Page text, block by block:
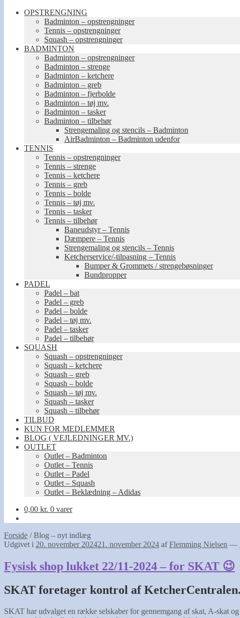
OPSTRENGNING
Badminton – opstrengninger
Tennis – opstrengninger
Squash – opstrengninger
BADMINTON
Badminton – opstrengninger
Badminton – strenge
Badminton – ketchere
Badminton – greb
Badminton – fjerbolde
Badminton – tøj mv.
Badminton – tasker
Badminton – tilbehør
Strengemaling og stencils – Badminton
AirBadminton – Badminton udenfor
TENNIS
Tennis – opstrengninger
Tennis – strenge
Tennis – ketchere
Tennis – greb
Tennis – bolde
Tennis – tøj mv.
Tennis – tasker
Tennis – tilbehør
Baneudstyr – Tennis
Dæmpere – Tennis
Strengemaling og stencils – Tennis
Ketcherservice/-tilpasning – Tennis
Bumper & Grommets / strengebøsninger
Bundpropper
PADEL
Padel – bat
Padel – greb
Padel – bolde
Padel – tøj mv.
Padel – tasker
Padel – tilbehør
SQUASH
Squash – opstrengninger
Squash – ketchere
Squash – greb
Squash – bolde
Squash – tøj mv.
Squash – tasker
Squash – tilbehør
TILBUD
KUN FOR MEDLEMMER
BLOG ( VEJLEDNINGER MV.)
OUTLET
Outlet – Badminton
Outlet – Tennis
Outlet – Padel
Outlet – Squash
Outlet – Beklædning – Adidas
0,00 kr. 0 varer
Forside /Blog – nyt indlæg
Udgivet i 20. november 202421. november 2024 afFlemming Nielsen —
Fysisk shop lukket 22/11-2024 – for SKAT 😉
SKAT foretager kontrol af KetcherCentralen.
SKAT har udvalget en række selskaber for gennemgang af skat, A-skat